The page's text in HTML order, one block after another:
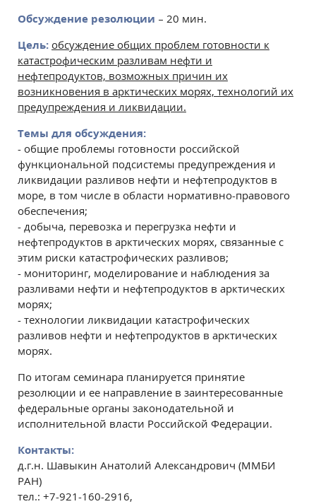
Обсуждение резолюции – 20 мин.
Цель: обсуждение общих проблем готовности к
катастрофическим разливам нефти и
нефтепродуктов, возможных причин их
возникновения в арктических морях, технологий их
предупреждения и ликвидации.
Темы для обсуждения:
- общие проблемы готовности российской
функциональной подсистемы предупреждения и
ликвидации разливов нефти и нефтепродуктов в
море, в том числе в области нормативно-правового
обеспечения;
- добыча, перевозка и перегрузка нефти и
нефтепродуктов в арктических морях, связанные с
этим риски катастрофических разливов;
- мониторинг, моделирование и наблюдения за
разливами нефти и нефтепродуктов в арктических
морях;
- технологии ликвидации катастрофических
разливов нефти и нефтепродуктов в арктических
морях.
По итогам семинара планируется принятие
резолюции и ее направление в заинтересованные
федеральные органы законодательной и
исполнительной власти Российской Федерации.
Контакты:
д.г.н. Шавыкин Анатолий Александрович (ММБИ
РАН)
тел.: +7-921-160-2916,